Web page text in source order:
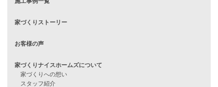
住宅ローン審査に落ちた方・
住宅ローンのよくある質問
月収25万円で家を建てる方法